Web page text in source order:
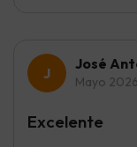
José
Mayo 2026
Excelente